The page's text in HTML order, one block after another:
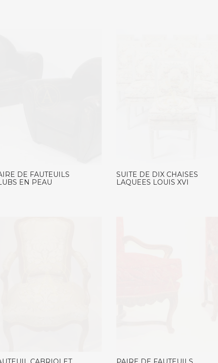
DE FAUTEUILS
EN PEAU
SUITE DE DIX CHAISES
LAQUEES LOUIS XVI